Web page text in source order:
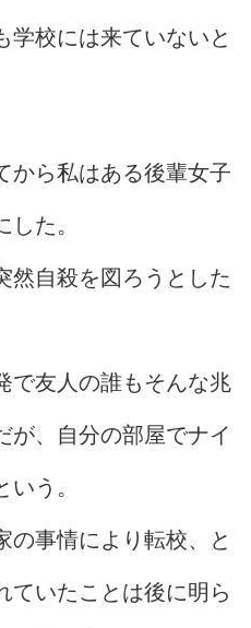
学校には来ていないと
から私はある後輩女子
た。
然自殺を図ろうとした
で友人の誰もそんな兆
が、自分の部屋でナイ
う。
の事情により転校、と
ていたことは後に明ら